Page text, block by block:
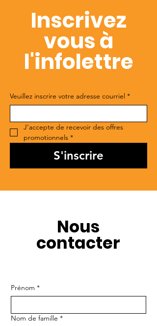
Inscrivez
vous à
l'infolettre
Veuillez inscrire votre adresse courriel *
J'accepte de recevoir des offres
promotionnels *
S'inscrire
Nous
contacter
Prénom *
Nom de famille *